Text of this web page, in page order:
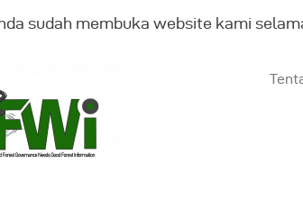
sudah membuka website kami